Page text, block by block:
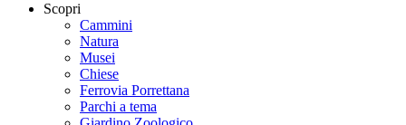
Scopri
Cammini
Natura
Musei
Chiese
Ferrovia Porrettana
Parchi a tema